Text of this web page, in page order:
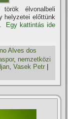
élvonalbeli
helyzetei előttünk
Egy kattintás ide
Alves dos
, nemzetközi
,Vasek Petr